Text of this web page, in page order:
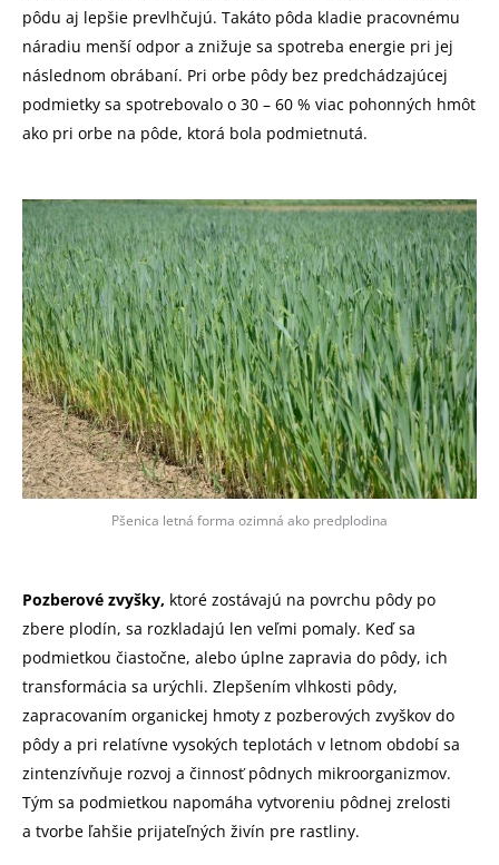
pôdu aj lepšie prevlhčujú. Takáto pôda kladie pracovnému
náradiu menší odpor a znižuje sa spotreba energie pri jej
následnom obrábaní. Pri orbe pôdy bez predchádzajúcej
podmietky sa spotrebovalo o 30 – 60 % viac pohonných hmôt
ako pri orbe na pôde, ktorá bola podmietnutá.
Pšenica letná forma ozimná ako predplodina
Pozberové zvyšky, ktoré zostávajú na povrchu pôdy po
zbere plodín, sa rozkladajú len veľmi pomaly. Keď sa
podmietkou čiastočne, alebo úplne zapravia do pôdy, ich
transformácia sa urýchli. Zlepšením vlhkosti pôdy,
zapracovaním organickej hmoty z pozberových zvyškov do
pôdy a pri relatívne vysokých teplotách v letnom období sa
zintenzívňuje rozvoj a činnosť pôdnych mikroorganizmov.
Tým sa podmietkou napomáha vytvoreniu pôdnej zrelosti
a tvorbe ľahšie prijateľných živín pre rastliny.